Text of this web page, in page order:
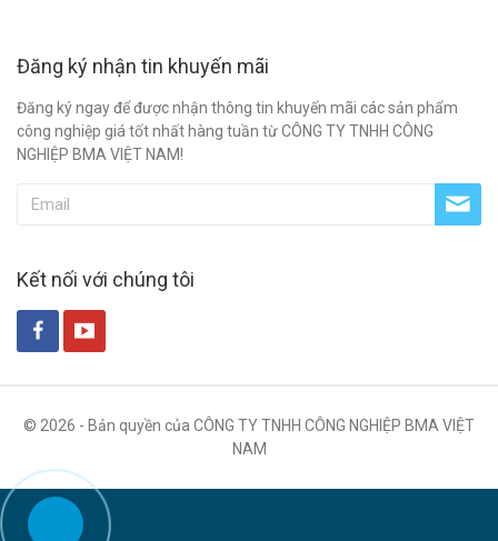
Đăng ký nhận tin khuyến mãi
Đăng ký ngay để được nhận thông tin khuyến mãi các sản phẩm
công nghiệp giá tốt nhất hàng tuần từ CÔNG TY TNHH CÔNG
NGHIỆP BMA VIỆT NAM!
Kết nối với chúng tôi
© 2026 - Bản quyền của CÔNG TY TNHH CÔNG NGHIỆP BMA VIỆT
NAM